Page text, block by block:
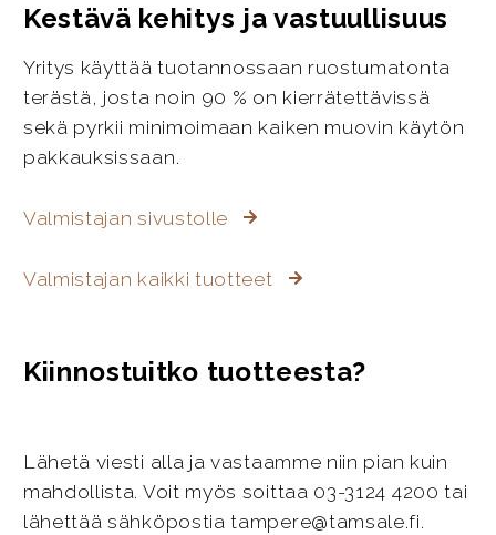
Kestävä kehitys ja vastuullisuus
Yritys käyttää tuotannossaan ruostumatonta
terästä, josta noin 90 % on kierrätettävissä
sekä pyrkii minimoimaan kaiken muovin käytön
pakkauksissaan.
Valmistajan sivustolle
Valmistajan kaikki tuotteet
Kiinnostuitko tuotteesta?
Lähetä viesti alla ja vastaamme niin pian kuin
mahdollista. Voit myös soittaa 03-3124 4200 tai
lähettää sähköpostia tampere@tamsale.fi.